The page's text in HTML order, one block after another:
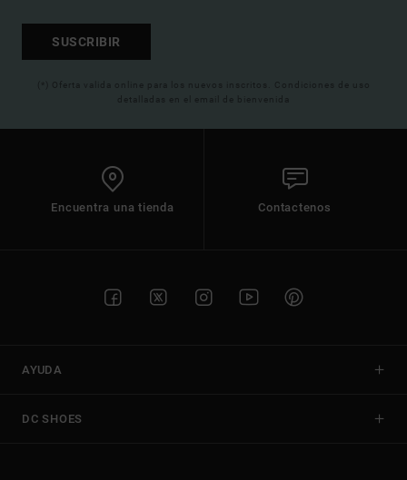
SUSCRIBIR
(*) Oferta valida online para los nuevos inscritos. Condiciones de uso
detalladas en el email de bienvenida
Encuentra una tienda Contactenos
AYUDA
DC SHOES